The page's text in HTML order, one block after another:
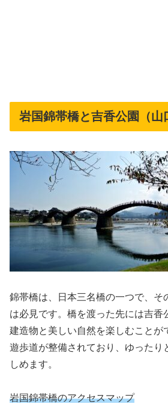
岩国錦帯橋と吉香公園（山
錦帯橋は、日本三名橋の一つで、そ
は必見です。橋を渡った先には吉香
建造物と美しい自然を楽しむことが
遊歩道が整備されており、ゆったり
しめます。
岩国錦帯橋のアクセスマップ